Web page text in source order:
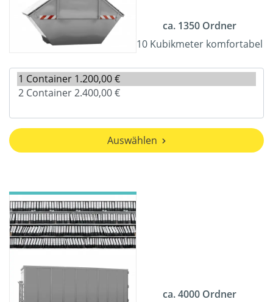
ca. 1350 Ordner
10 Kubikmeter komfortabel
Auswählen
ca. 4000 Ordner